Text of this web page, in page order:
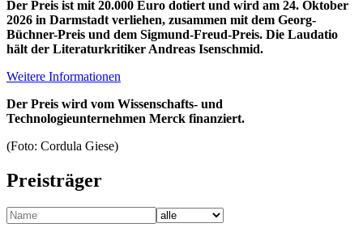
Der Preis ist mit 20.000 Euro dotiert und wird am 24. Oktober
2026 in Darmstadt verliehen, zusammen mit dem Georg-
Büchner-Preis und dem Sigmund-Freud-Preis. Die Laudatio
hält der Literaturkritiker Andreas Isenschmid.
Weitere Informationen
Der Preis wird vom Wissenschafts- und
Technologieunternehmen Merck finanziert.
(Foto: Cordula Giese)
Preisträger